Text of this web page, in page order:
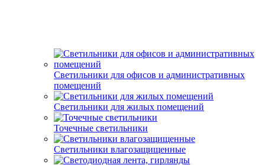
Светильники для офисов и административных
помещений
Светильники для жилых помещений
Точечные светильники
Светильники влагозащищенные